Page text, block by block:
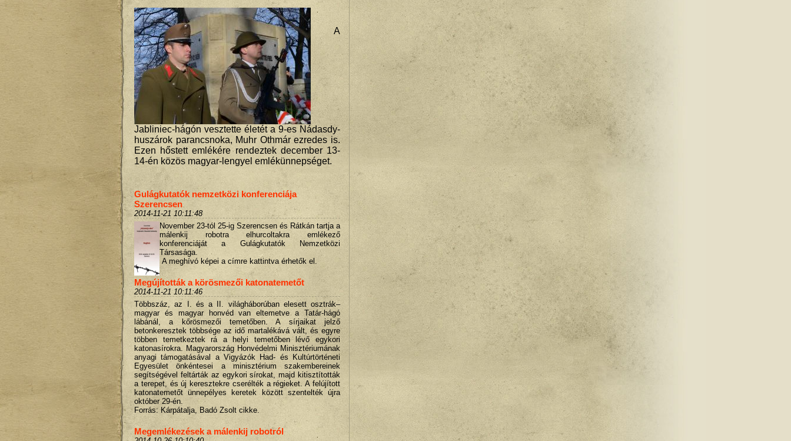
A
Jabliniec-hágón vesztette életét a 9-es Nádasdy-
huszárok parancsnoka, Muhr Othmár ezredes is.
Ezen hőstett emlékére rendeztek december 13-
14-én közös magyar-lengyel emlékünnepséget.
Gulágkutatók nemzetközi konferenciája
Szerencsen
2014-11-21 10:11:48
November 23-tól 25-igSzerencsen és Rátkán tartja a
málenkij robotra elhurcoltakra emlékező
konferenciáját a Gulágkutatók Nemzetközi
Társasága.
A meghívó képei a címre kattintva érhetők el.
Megújították a körösmezői katonatemetőt
2014-11-21 10:11:46
Többszáz, az I. és a II. világháborúban elesett osztrák–
magyar és magyar honvéd van eltemetve a Tatár-hágó
lábánál, a kőrösmezői temetőben. A sírjaikat jelző
betonkeresztek többsége az idő martalékává vált, és egyre
többen temetkeztek rá a helyi temetőben lévő egykori
katonasírokra. Magyarország Honvédelmi Minisztériumának
anyagi támogatásával a Vigyázók Had- és Kultúrtörténeti
Egyesület önkéntesei a minisztérium szakembereinek
segítségével feltárták az egykori sírokat, majd kitisztították
a terepet, és új keresztekre cserélték a régieket. A felújított
katonatemetőt ünnepélyes keretek között szentelték újra
október 29-én.
Forrás: Kárpátalja, Badó Zsolt cikke.
Megemlékezések a málenkij robotról